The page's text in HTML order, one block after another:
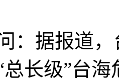
据报道，
长级”台